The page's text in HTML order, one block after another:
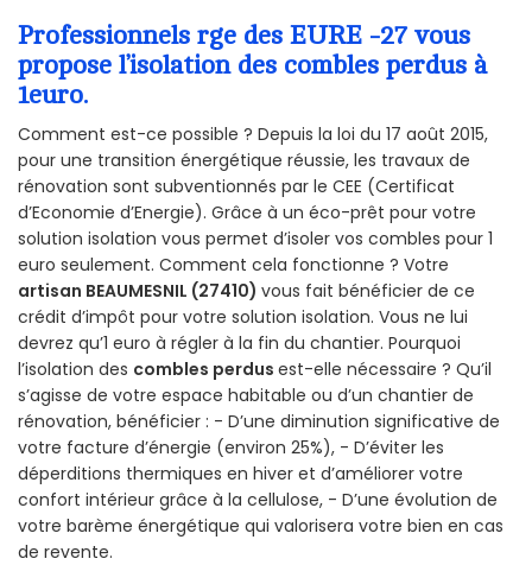
Professionnels rge des EURE -27 vous
propose l’isolation des combles perdus à
1euro.
Comment est-ce possible ? Depuis la loi du 17 août 2015,
pour une transition énergétique réussie, les travaux de
rénovation sont subventionnés par le CEE (Certificat
d’Economie d’Energie). Grâce à un éco-prêt pour votre
solution isolation vous permet d’isoler vos combles pour 1
euro seulement. Comment cela fonctionne ? Votre
artisan BEAUMESNIL (27410) vous fait bénéficier de ce
crédit d’impôt pour votre solution isolation. Vous ne lui
devrez qu’1 euro à régler à la fin du chantier. Pourquoi
l’isolation des combles perdus est-elle nécessaire ? Qu’il
s’agisse de votre espace habitable ou d’un chantier de
rénovation, bénéficier : - D’une diminution significative de
votre facture d’énergie (environ 25%), - D’éviter les
déperditions thermiques en hiver et d’améliorer votre
confort intérieur grâce à la cellulose, - D’une évolution de
votre barème énergétique qui valorisera votre bien en cas
de revente.